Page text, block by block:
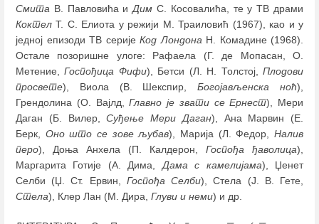
Смита В. Павловића иДим С. Косовалића, те у ТВ драми
Коктел Т. С. Елиота у режији М. Траиловић (1967), као и у
једној епизоди ТВ серије Код ЛондонаН. Комадине (1968).
Остале позоришне улоге: Рафаела (Г. де Мопасан, О.
Метение,Госпођица Фифи), Бетси (Л. Н. Толстој,Плодови
просвете), Виола (В. Шекспир,Богојављенска ноћ),
Грендолина (О. Вајлд,Главно је звати се Ернест), Мери
Даган (Б. Вилер,Суђење Мери Даган), Ана Марвин (Е.
Берк, Оно што се зове љубав), Марија (Л. Федор,Налив
перо), Доња Анхела (П. Калдерон, Госпођа ђаволица),
Маргарита Готије (А. Дима,Дама с камелијама), Џенет
Селби (Џ. Ст. Ервин, Госпођа Селби), Стела (Ј. В. Гете,
Стела), Клер Лан (М. Дира, Глуви и неми) и др.